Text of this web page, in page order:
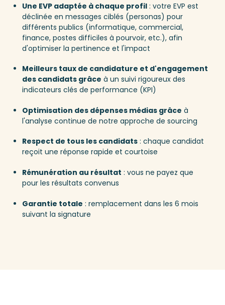
Une EVP adaptée à chaque profil: votre EVP est
déclinée en messages ciblés (personas) pour
différents publics (informatique, commercial,
finance, postes difficiles à pourvoir, etc.), afin
d'optimiser la pertinence et l'impact
Meilleurs taux de candidature et d'engagement
des candidats grâce à un suivi rigoureux des
indicateurs clés de performance (KPI)
Optimisation des dépenses médias grâce à
l'analyse continue de notre approche de sourcing
Respect de tous les candidats: chaque candidat
reçoit une réponse rapide et courtoise
Rémunération au résultat : vous ne payez que
pour les résultats convenus
Garantie totale : remplacement dans les 6 mois
suivant la signature